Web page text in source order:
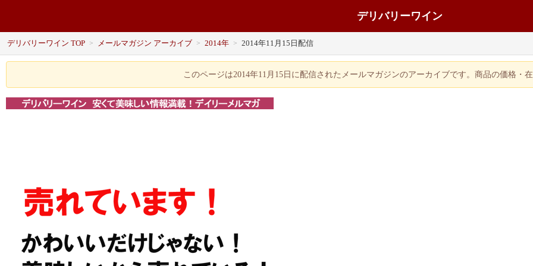
デリバリーワイン
デリバリーワイン TOP > メールマガジン アーカイブ > 2014年 > 2014年11月15日配信
このページは2014年11月15日に配信されたメールマガジンのアーカイブです。商品の価格・